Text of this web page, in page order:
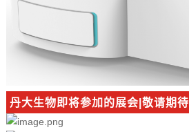
丹大生物即将参加的展会|敬请期待